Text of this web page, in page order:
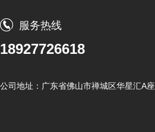
服务热线
18927726618
公司地址：广东省佛山市禅城区华星汇A座